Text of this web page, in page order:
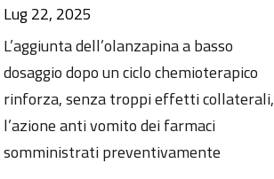
Lug 22, 2025
L’aggiunta dell’olanzapina a basso
dosaggio dopo un ciclo chemioterapico
rinforza, senza troppi effetti collaterali,
l’azione anti vomito dei farmaci
somministrati preventivamente